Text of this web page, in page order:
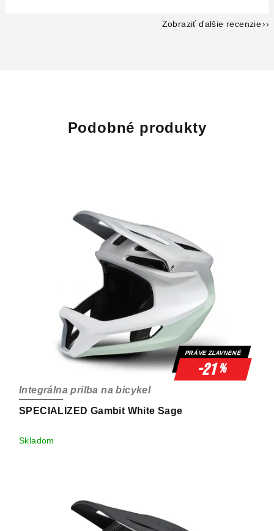
Zobraziť ďalšie recenzie
Podobné produkty
PRÁVE ZĽAVNENÉ
-21%
SPECIALIZED Gambit White Sage
Integrálna prilba na bicykel
Skladom